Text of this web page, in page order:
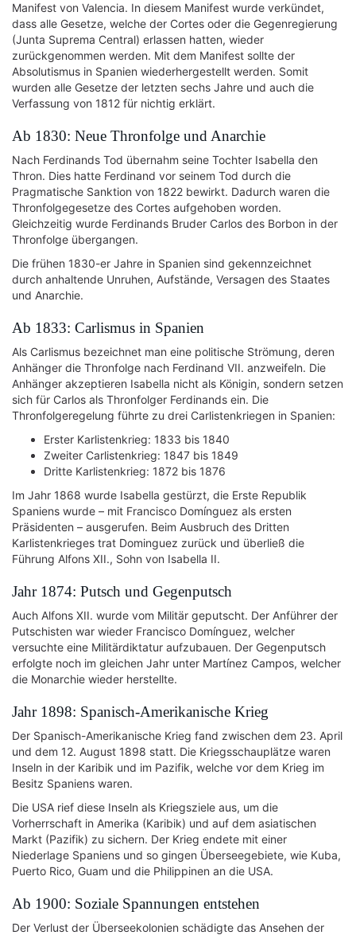
Manifest von Valencia. In diesem Manifest wurde verkündet,
dass alle Gesetze, welche der Cortes oder die Gegenregierung
(Junta Suprema Central) erlassen hatten, wieder
zurückgenommen werden. Mit dem Manifest sollte der
Absolutismus in Spanien wiederhergestellt werden. Somit
wurden alle Gesetze der letzten sechs Jahre und auch die
Verfassung von 1812 für nichtig erklärt.
Ab 1830: Neue Thronfolge und Anarchie
Nach Ferdinands Tod übernahm seine Tochter Isabella den
Thron. Dies hatte Ferdinand vor seinem Tod durch die
Pragmatische Sanktion von 1822 bewirkt. Dadurch waren die
Thronfolgegesetze des Cortes aufgehoben worden.
Gleichzeitig wurde Ferdinands Bruder Carlos des Borbon in der
Thronfolge übergangen.
Die frühen 1830-er Jahre in Spanien sind gekennzeichnet
durch anhaltende Unruhen, Aufstände, Versagen des Staates
und Anarchie.
Ab 1833: Carlismus in Spanien
Als Carlismus bezeichnet man eine politische Strömung, deren
Anhänger die Thronfolge nach Ferdinand VII. anzweifeln. Die
Anhänger akzeptieren Isabella nicht als Königin, sondern setzen
sich für Carlos als Thronfolger Ferdinands ein. Die
Thronfolgeregelung führte zu drei Carlistenkriegen in Spanien:
Erster Karlistenkrieg: 1833 bis 1840
Zweiter Carlistenkrieg: 1847 bis 1849
Dritte Karlistenkrieg: 1872 bis 1876
Im Jahr 1868 wurde Isabella gestürzt, die Erste Republik
Spaniens wurde – mit Francisco Domínguez als ersten
Präsidenten – ausgerufen. Beim Ausbruch des Dritten
Karlistenkrieges trat Dominguez zurück und überließ die
Führung Alfons XII., Sohn von Isabella II.
Jahr 1874: Putsch und Gegenputsch
Auch Alfons XII. wurde vom Militär geputscht. Der Anführer der
Putschisten war wieder Francisco Domínguez, welcher
versuchte eine Militärdiktatur aufzubauen. Der Gegenputsch
erfolgte noch im gleichen Jahr unter Martínez Campos, welcher
die Monarchie wieder herstellte.
Jahr 1898: Spanisch-Amerikanische Krieg
Der Spanisch-Amerikanische Krieg fand zwischen dem 23. April
und dem 12. August 1898 statt. Die Kriegsschauplätze waren
Inseln in der Karibik und im Pazifik, welche vor dem Krieg im
Besitz Spaniens waren.
Die USA rief diese Inseln als Kriegsziele aus, um die
Vorherrschaft in Amerika (Karibik) und auf dem asiatischen
Markt (Pazifik) zu sichern. Der Krieg endete mit einer
Niederlage Spaniens und so gingen Überseegebiete, wie Kuba,
Puerto Rico, Guam und die Philippinen an die USA.
Ab 1900: Soziale Spannungen entstehen
Der Verlust der Überseekolonien schädigte das Ansehen der